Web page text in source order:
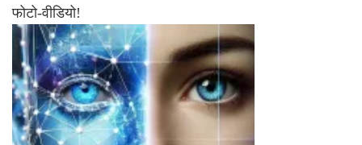
फोटो-वीडियो!